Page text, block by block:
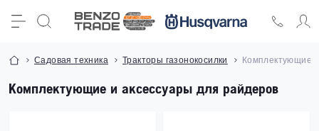
Садовая техника Тракторы газонокосилки Комплектующие
Комплектующие и аксессуары для райдеров